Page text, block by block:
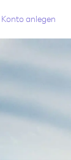
Konto anlegen